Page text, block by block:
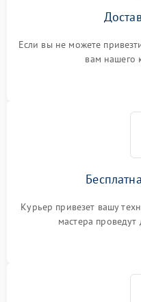
Если вы не можете
вам нашего
Курьер привезет вашу
мастера проведут